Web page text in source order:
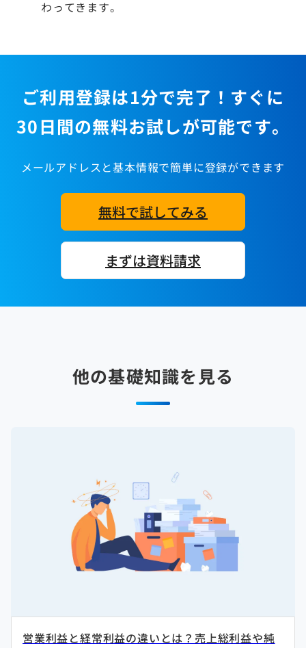
わってきます。
ご利用登録は1分で完了！すぐに
30日間の無料お試しが可能です。
メールアドレスと基本情報で簡単に登録ができます
無料で試してみる
まずは資料請求
他の基礎知識を見る
営業利益と経常利益の違いとは？売上総利益や純